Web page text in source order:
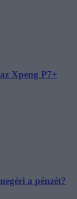
Xpeng P7+
a pénzét?